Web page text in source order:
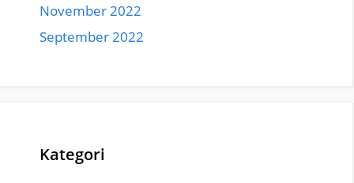
November 2022
September 2022
Kategori